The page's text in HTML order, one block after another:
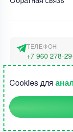
ТЕЛЕФОН
+7 960 278-
г. Москва,
©2015-2026,
Cookies для